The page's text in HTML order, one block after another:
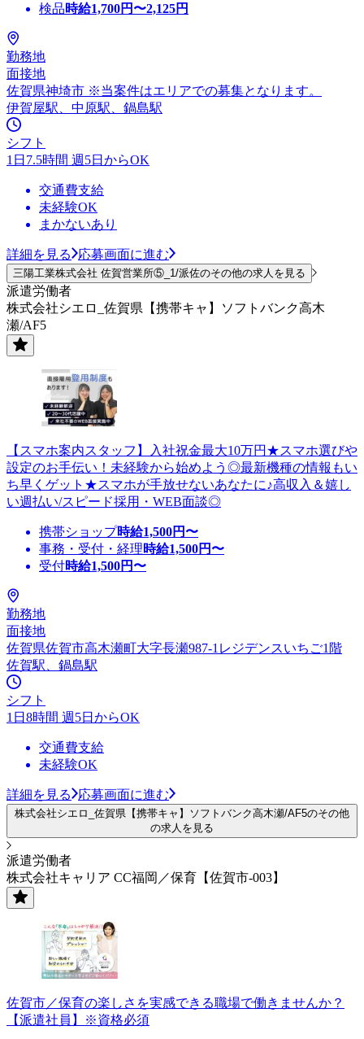
検品時給1,700円〜2,125円
勤務地
面接地
佐賀県神埼市 ※当案件はエリアでの募集となります。
伊賀屋駅、中原駅、鍋島駅
シフト
1日7.5時間 週5日からOK
交通費支給
未経験OK
まかないあり
詳細を見る 応募画面に進む
三陽工業株式会社 佐賀営業所⑤_1/派佐のその他の求人を見る
派遣労働者
株式会社シエロ_佐賀県【携帯キャ】ソフトバンク高木
瀬/AF5
【スマホ案内スタッフ】入社祝金最大10万円★スマホ選びや
設定のお手伝い！未経験から始めよう◎最新機種の情報もい
ち早くゲット★スマホが手放せないあなたに♪高収入＆嬉し
い週払い/スピード採用・WEB面談◎
携帯ショップ時給1,500円〜
事務・受付・経理時給1,500円〜
受付時給1,500円〜
勤務地
面接地
佐賀県佐賀市高木瀬町大字長瀬987-1レジデンスいちご1階
佐賀駅、鍋島駅
シフト
1日8時間 週5日からOK
交通費支給
未経験OK
詳細を見る 応募画面に進む
株式会社シエロ_佐賀県【携帯キャ】ソフトバンク高木瀬/AF5のその他
の求人を見る
派遣労働者
株式会社キャリア CC福岡／保育【佐賀市-003】
佐賀市／保育の楽しさを実感できる職場で働きませんか？
【派遣社員】※資格必須